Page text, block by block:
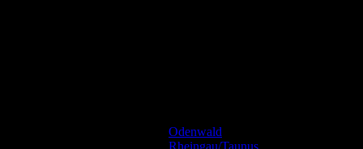
Odenwald
Rheingau/Taunus